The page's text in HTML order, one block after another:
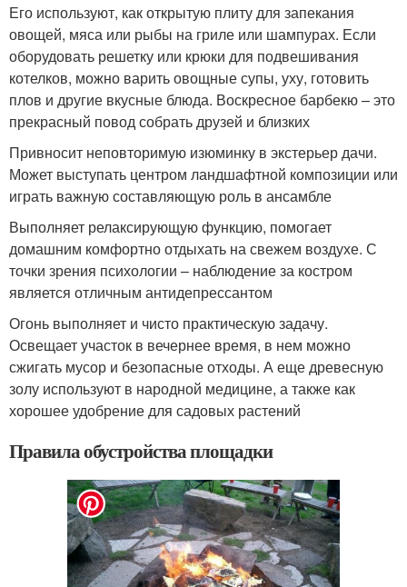
Его используют, как открытую плиту для запекания
овощей, мяса или рыбы на гриле или шампурах. Если
оборудовать решетку или крюки для подвешивания
котелков, можно варить овощные супы, уху, готовить
плов и другие вкусные блюда. Воскресное барбекю – это
прекрасный повод собрать друзей и близких
Привносит неповторимую изюминку в экстерьер дачи.
Может выступать центром ландшафтной композиции или
играть важную составляющую роль в ансамбле
Выполняет релаксирующую функцию, помогает
домашним комфортно отдыхать на свежем воздухе. С
точки зрения психологии – наблюдение за костром
является отличным антидепрессантом
Огонь выполняет и чисто практическую задачу.
Освещает участок в вечернее время, в нем можно
сжигать мусор и безопасные отходы. А еще древесную
золу используют в народной медицине, а также как
хорошее удобрение для садовых растений
Правила обустройства площадки